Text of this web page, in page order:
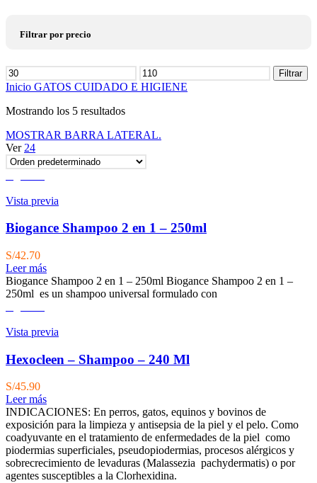
Filtrar por precio
Precio
mínimo
Precio
Filtrar
Inicio GATOS CUIDADO E HIGIENE
Mostrando los 5 resultados
MOSTRAR BARRA LATERAL.
Ver 24
Vista previa
Biogance Shampoo 2 en 1 – 250ml
S/42.70
Leer más
Biogance Shampoo 2 en 1 – 250ml Biogance Shampoo 2 en 1 –
250ml es un shampoo universal formulado con
Vista previa
Hexocleen – Shampoo – 240 Ml
S/45.90
Leer más
INDICACIONES: En perros, gatos, equinos y bovinos de
exposición para la limpieza y antisepsia de la piel y el pelo. Como
coadyuvante en el tratamiento de enfermedades de la piel como
piodermias superficiales, pseudopiodermias, procesos alérgicos y
sobrecrecimiento de levaduras (Malassezia pachydermatis) o por
agentes susceptibles a la Clorhexidina.